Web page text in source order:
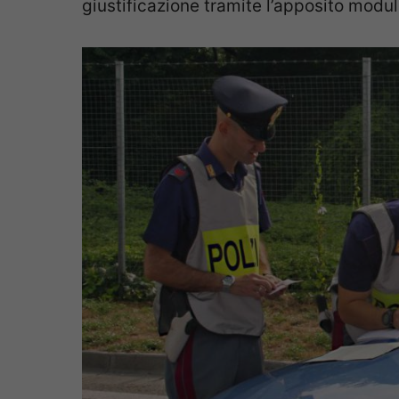
giustificazione tramite l’apposito